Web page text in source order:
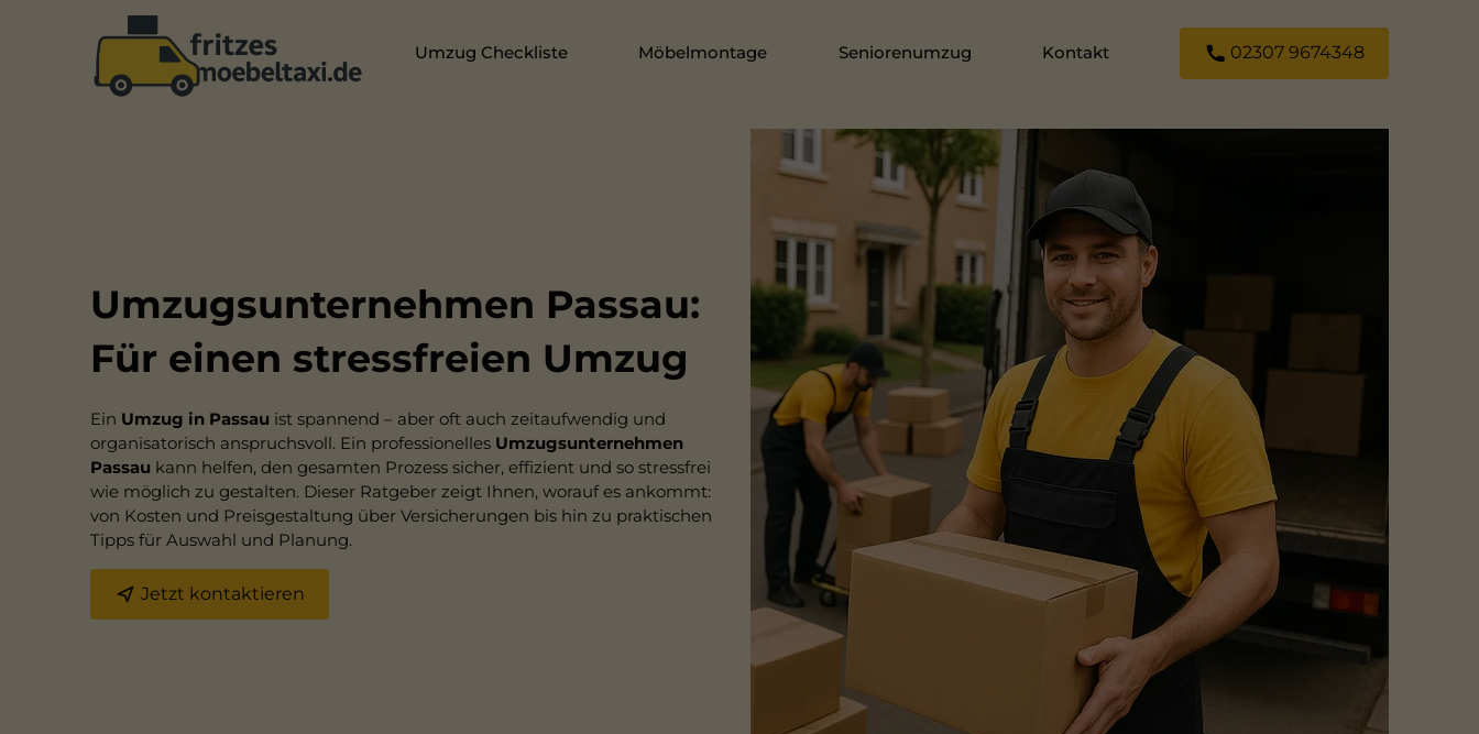
Umzug Checkliste Möbelmontage Seniorenumzug Kontakt 02307 9674348
Umzugsunternehmen Passau:
Für einen stressfreien Umzug
Ein Umzug in Passau ist spannend – aber oft auch zeitaufwendig und
organisatorisch anspruchsvoll. Ein professionelles Umzugsunternehmen
Passau kann helfen, den gesamten Prozess sicher, effizient und so stressfrei
wie möglich zu gestalten. Dieser Ratgeber zeigt Ihnen, worauf es ankommt:
von Kosten und Preisgestaltung über Versicherungen bis hin zu praktischen
Tipps für Auswahl und Planung.
Jetzt kontaktieren